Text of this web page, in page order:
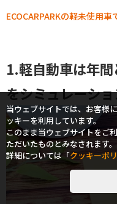
ECOCARPARKの軽未使用車
1.軽自動車は年
をシミュレーシ
当ウェブサイトでは、お客様
ッキーを利用しています。
このまま当ウェブサイトをご
ただいたものとみなされます。
詳細については「クッキーポ